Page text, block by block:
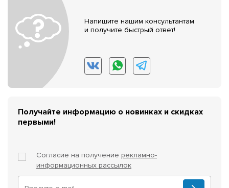
Напишите нашим консультантам
и получите быстрый ответ!
Получайте информацию о новинках и скидках
первыми!
Согласие на получение рекламно-
информационных рассылок